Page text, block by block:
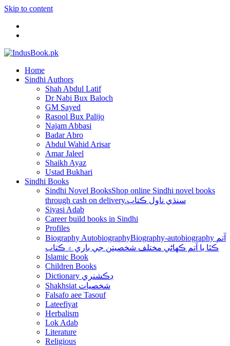
Skip to content
Home
Sindhi Authors
Shah Abdul Latif
Dr Nabi Bux Baloch
GM Sayed
Rasool Bux Palijo
Najam Abbasi
Badar Abro
Abdul Wahid Arisar
Amar Jaleel
Shaikh Ayaz
Ustad Bukhari
Sindhi Books
Sindhi Novel BooksShop online Sindhi novel books
through cash on delivery.سنڌي ناول ڪتاب
Siyasi Adab
Career build books in Sindhi
Profiles
Biography AutobiographyBiography-autobiography آتم
ڪٿا يا آتم ڪھاڻي مختلف شخصيتن جي باري ۾ ڪتاب
Islamic Book
Children Books
Dictionary ڊڪشنري
Shakhsiat شخصيات
Falsafo aee Tasouf
Lateefiyat
Herbalism
Lok Adab
Literature
Religious